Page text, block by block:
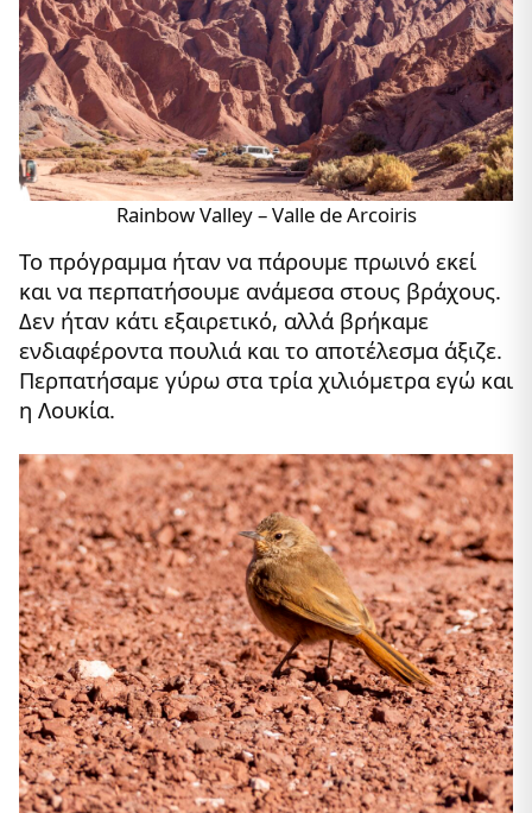
Rainbow Valley – Valle de Arcoiris
Το πρόγραμμα ήταν να πάρουμε πρωινό εκεί
και να περπατήσουμε ανάμεσα στους βράχους.
Δεν ήταν κάτι εξαιρετικό, αλλά βρήκαμε
ενδιαφέροντα πουλιά και το αποτέλεσμα άξιζε.
Περπατήσαμε γύρω στα τρία χιλιόμετρα εγώ και
η Λουκία.